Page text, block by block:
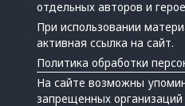
отдельных авторов и
При использовании
активная ссылка на сайт.
Политика обработки
На сайте возможны
запрещенных организаций